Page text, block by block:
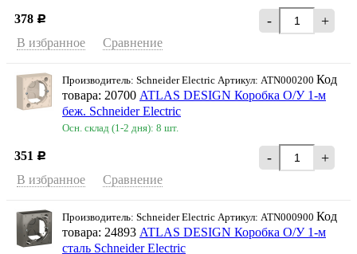
378 Р - +
В избранное Сравнение
Производитель: Schneider Electriс Артикул: ATN000200 Код
товара: 20700 ATLAS DESIGN Коробка О/У 1-м
беж. Schneider Еleсtric
Осн. склад (1-2 дня): 8 шт.
351 Р - +
В избранное Сравнение
Производитель: Schneider Electriс Артикул: ATN000900 Код
товара: 24893 ATLAS DESIGN Коробка О/У 1-м
сталь Schneider Еleсtric